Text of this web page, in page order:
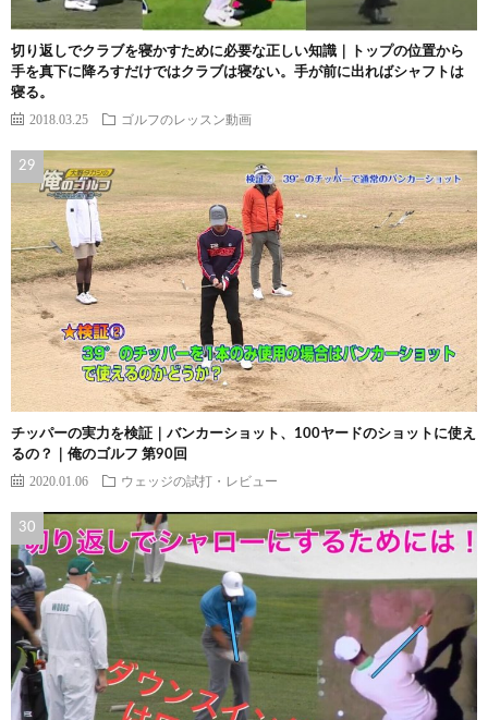
切り返しでクラブを寝かすために必要な正しい知識｜トップの位置から
手を真下に降ろすだけではクラブは寝ない。手が前に出ればシャフトは
寝る。
2018.03.25 ゴルフのレッスン動画
チッパーの実力を検証｜バンカーショット、100ヤードのショットに使え
るの？｜俺のゴルフ 第90回
2020.01.06 ウェッジの試打・レビュー